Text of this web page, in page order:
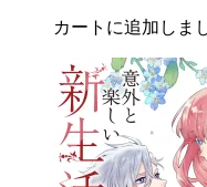
カートに追加しま